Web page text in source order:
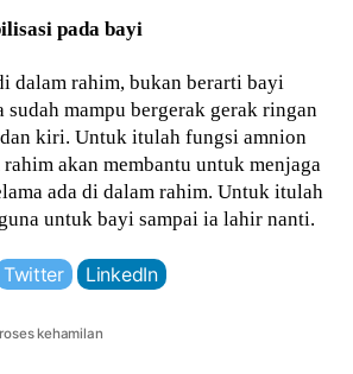
pada bayi
dalam rahim, bukan berarti bayi
sudah mampu bergerak gerak ringan
kiri. Untuk itulah fungsi amnion
akan membantu untuk menjaga
ada di dalam rahim. Untuk itulah
untuk bayi sampai ia lahir nanti.
Twitter LinkedIn
kehamilan